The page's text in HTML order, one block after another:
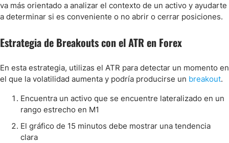
va más orientado a analizar el contexto de un activo y ayudarte
a determinar si es conveniente o no abrir o cerrar posiciones.
Estrategia de Breakouts con el ATR en Forex
En esta estrategia, utilizas el ATR para detectar un momento en
el que la volatilidad aumenta y podría producirse un breakout.
Encuentra un activo que se encuentre lateralizado en un
rango estrecho en M1
El gráfico de 15 minutos debe mostrar una tendencia
clara